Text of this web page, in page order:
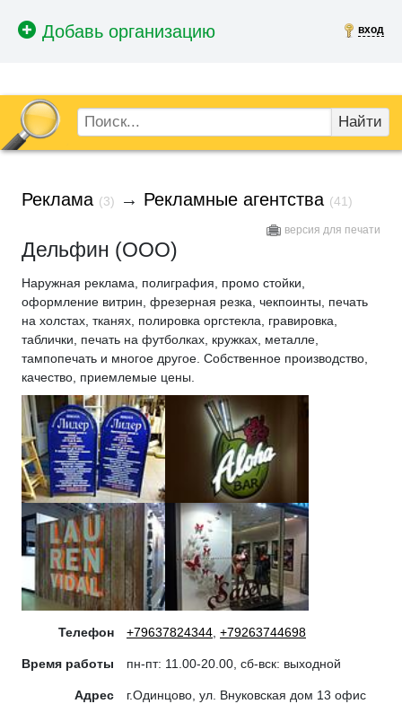
вход
Найти
Реклама (3) → Рекламные агентства (41)
версия для печати
Дельфин (ООО)
Наружная реклама, полиграфия, промо стойки,
оформление витрин, фрезерная резка, чекпоинты, печать
на холстах, тканях, полировка оргстекла, гравировка,
таблички, печать на футболках, кружках, металле,
тампопечать и многое другое. Собственное производство,
качество, приемлемые цены.
Телефон +79637824344, +79263744698
Время работы пн-пт: 11.00-20.00, сб-вск: выходной
Адрес
г.Одинцово, ул. Внуковская дом 13 офис